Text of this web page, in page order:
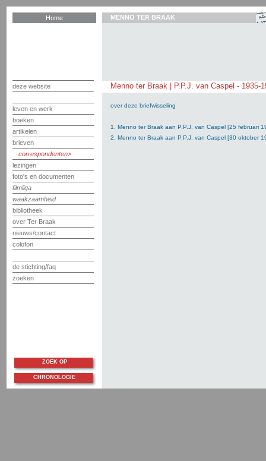
Home
deze website
leven en werk
boeken
artikelen
brieven
correspondenten
lezingen
foto's en documenten
filmliga
waakzaamheid
bibliotheek
over Ter Braak
nieuws/contact
colofon
de stichting/faq
zoeken
MENNO TER BRAAK
Menno ter Braak | P.P.J. van Caspel - 1935-
over deze briefwisseling
1. Menno ter Braak aan P.P.J. van Caspel [25 februari
2. Menno ter Braak aan P.P.J. van Caspel [30 oktober
ZOEK OP
CHRONOLOGIE